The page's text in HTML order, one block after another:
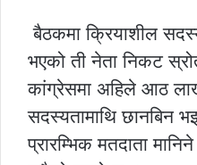
बैठकमा क्रियाशील
भएको ती नेता निकट
कांग्रेसमा अहिले आठ
सदस्यतामाथि छानबिन
प्रारम्भिक मतदाता